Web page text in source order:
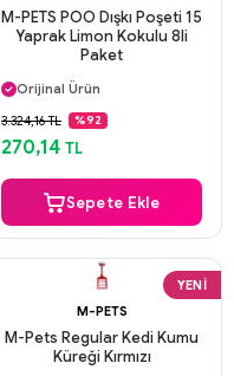
M-PETS POO Dışkı Poşeti 15
Yaprak Limon Kokulu 8li
Paket
Aynı Gün Kargo
Orijinal Ürün
Güvenli Ödeme
Aynı Gün Kargo
3.324,16 TL %92
270,14 TL
Sepete Ekle
YENI
M-PETS
M-Pets Regular Kedi Kumu
Küreği Kırmızı
Aynı Gün Kargo